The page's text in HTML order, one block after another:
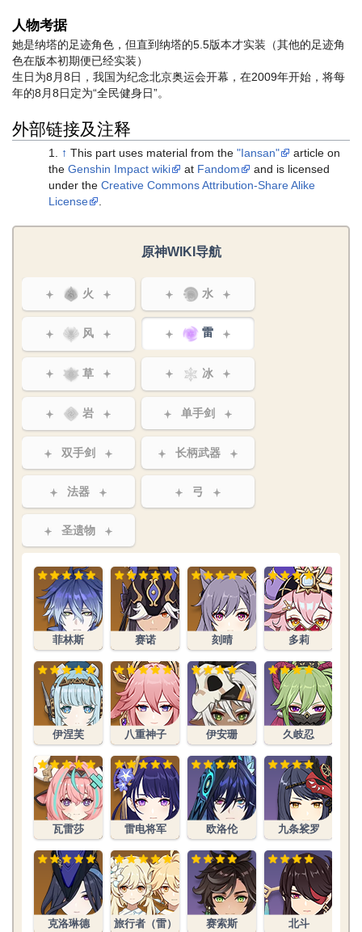
人物考据
她是纳塔的足迹角色，但直到纳塔的5.5版本才实装（其他的足迹角
色在版本初期便已经实装）
生日为8月8日，我国为纪念北京奥运会开幕，在2009年开始，将每
年的8月8日定为“全民健身日”。
外部链接及注释
↑ This part uses material from the "Iansan"
article on
the Genshin Impact wiki at Fandom
and is licensed
under the Creative Commons Attribution-Share Alike
License
原神WIKI导航
火 水
风 雷
草 冰
岩 单手剑
双手剑 长柄武器
法器 弓
圣遗物
菲林斯
伊涅芙
瓦雷莎
克洛琳德
赛诺
八重神子
雷电将军
旅行者（雷）
刻晴
伊安珊
欧洛伦
赛索斯
多莉
久岐忍
九条裟罗
北斗